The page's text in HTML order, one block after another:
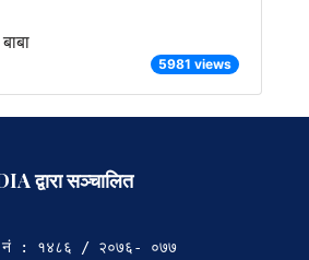
5981 views
द्वारा सञ्चालित
नं : १४८६ / २०७६- ०७७